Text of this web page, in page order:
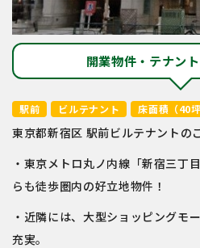
開業物件・テナン
駅前 ビルテナント 床面積（40坪
東京都新宿区 駅前ビルテナントの
・東京メトロ丸ノ内線「新宿三丁
らも徒歩圏内の好立地物件！
・近隣には、大型ショッピングモ
充実。